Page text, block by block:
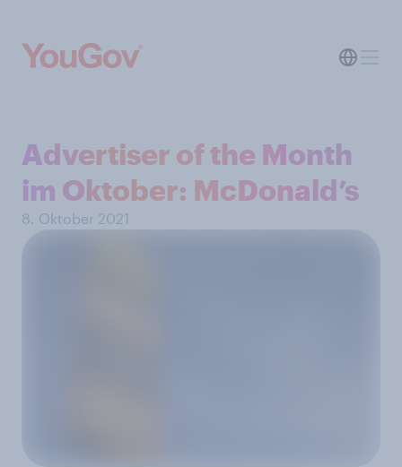
Advertiser of the Month
im Oktober: McDonald’s
8. Oktober 2021